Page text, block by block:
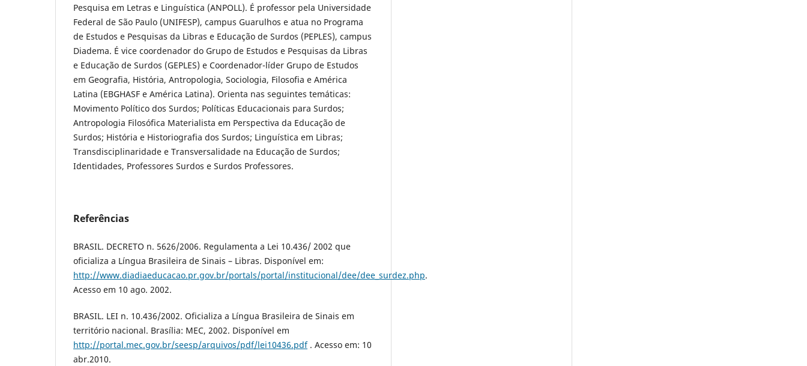
Pesquisa em Letras e Linguística (ANPOLL). É professor pela Universidade
Federal de São Paulo (UNIFESP), campus Guarulhos e atua no Programa
de Estudos e Pesquisas da Libras e Educação de Surdos (PEPLES), campus
Diadema. É vice coordenador do Grupo de Estudos e Pesquisas da Libras
e Educação de Surdos (GEPLES) e Coordenador-líder Grupo de Estudos
em Geografia, História, Antropologia, Sociologia, Filosofia e América
Latina (EBGHASF e América Latina). Orienta nas seguintes temáticas:
Movimento Político dos Surdos; Políticas Educacionais para Surdos;
Antropologia Filosófica Materialista em Perspectiva da Educação de
Surdos; História e Historiografia dos Surdos; Linguística em Libras;
Transdisciplinaridade e Transversalidade na Educação de Surdos;
Identidades, Professores Surdos e Surdos Professores.
Referências
BRASIL. DECRETO n. 5626/2006. Regulamenta a Lei 10.436/ 2002 que
oficializa a Língua Brasileira de Sinais – Libras. Disponível em:
http://www.diadiaeducacao.pr.gov.br/portals/portal/institucional/dee/dee_surdez.php.
Acesso em 10 ago. 2002.
BRASIL. LEI n. 10.436/2002. Oficializa a Língua Brasileira de Sinais em
território nacional. Brasília: MEC, 2002. Disponível em
http://portal.mec.gov.br/seesp/arquivos/pdf/lei10436.pdf. Acesso em: 10
abr.2010.